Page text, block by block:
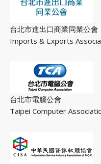
台北市進出口商業同業公會
Imports & Exports
台北市電腦公會
Taipei Computer